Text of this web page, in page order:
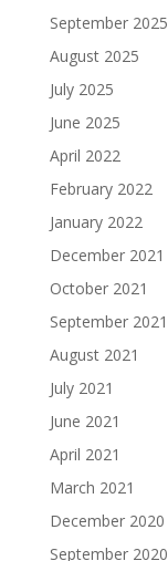
September 2025
August 2025
July 2025
June 2025
April 2022
February 2022
January 2022
December 2021
October 2021
September 2021
August 2021
July 2021
June 2021
April 2021
March 2021
December 2020
September 2020